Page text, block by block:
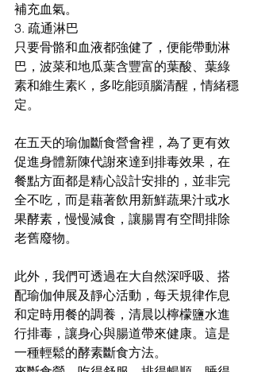
補充血氣。
3. 疏通淋巴
只要骨骼和血液都強健了，便能帶動淋
巴，波菜和地瓜葉含豐富的葉酸、葉綠
素和維生素K，多吃能頭腦清醒，情緒穩
定。
在五天的瑜伽斷食營會裡，為了更有效
促進身體新陳代謝來達到排毒效果，在
餐點方面都是精心設計安排的，並非完
全不吃，而是藉著飲用新鮮蔬果汁或水
果酵素，慢慢減食，讓腸胃有空間排除
老舊廢物。
此外，我們可透過在大自然深呼吸、搭
配瑜伽伸展及靜心活動，每天規律作息
和定時用餐的調養，清晨以檸檬鹽水進
行排毒，讓身心與腸道帶來健康。這是
一種輕鬆的酵素斷食方法。